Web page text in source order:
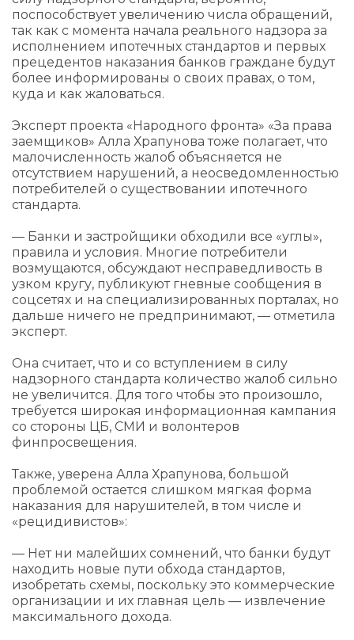
поспособствует увеличению числа обращений,
так как с момента начала реального надзора за
исполнением ипотечных стандартов и первых
прецедентов наказания банков граждане будут
более информированы о своих правах, о том,
куда и как жаловаться.
Эксперт проекта «Народного фронта» «За права
заемщиков» Алла Храпунова тоже полагает, что
малочисленность жалоб объясняется не
отсутствием нарушений, а неосведомленностью
потребителей о существовании ипотечного
стандарта.
— Банки и застройщики обходили все «углы»,
правила и условия. Многие потребители
возмущаются, обсуждают несправедливость в
узком кругу, публикуют гневные сообщения в
соцсетях и на специализированных порталах, но
дальше ничего не предпринимают, — отметила
эксперт.
Она считает, что и со вступлением в силу
надзорного стандарта количество жалоб сильно
не увеличится. Для того чтобы это произошло,
требуется широкая информационная кампания
со стороны ЦБ, СМИ и волонтеров
финпросвещения.
Также, уверена Алла Храпунова, большой
проблемой остается слишком мягкая форма
наказания для нарушителей, в том числе и
«рецидивистов»:
— Нет ни малейших сомнений, что банки будут
находить новые пути обхода стандартов,
изобретать схемы, поскольку это коммерческие
организации и их главная цель — извлечение
максимального дохода.